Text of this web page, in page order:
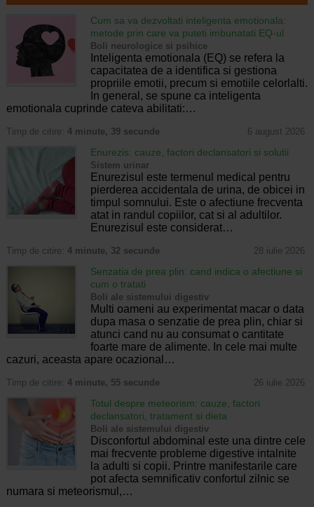
Cum sa va dezvoltati inteligenta emotionala:
metode prin care va puteti imbunatati EQ-ul
Boli neurologice si psihice
Inteligenta emotionala (EQ) se refera la
capacitatea de a identifica si gestiona
propriile emotii, precum si emotiile celorlalti.
In general, se spune ca inteligenta
emotionala cuprinde cateva abilitati:…
Timp de citire: 4 minute, 39 secunde 6 august 2026
Enurezis: cauze, factori declansatori si solutii
Sistem urinar
Enurezisul este termenul medical pentru
pierderea accidentala de urina, de obicei in
timpul somnului. Este o afectiune frecventa
atat in randul copiilor, cat si al adultilor.
Enurezisul este considerat…
Timp de citire: 4 minute, 32 secunde 28 iulie 2026
Senzatia de prea plin: cand indica o afectiune si
cum o tratati
Boli ale sistemului digestiv
Multi oameni au experimentat macar o data
dupa masa o senzatie de prea plin, chiar si
atunci cand nu au consumat o cantitate
foarte mare de alimente. In cele mai multe
cazuri, aceasta apare ocazional…
Timp de citire: 4 minute, 55 secunde 26 iulie 2026
Totul despre meteorism: cauze, factori
declansatori, tratament si dieta
Boli ale sistemului digestiv
Disconfortul abdominal este una dintre cele
mai frecvente probleme digestive intalnite
la adulti si copii. Printre manifestarile care
pot afecta semnificativ confortul zilnic se
numara si meteorismul,…